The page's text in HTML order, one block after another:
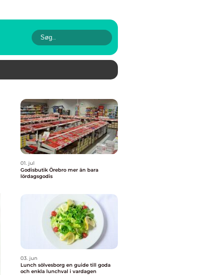
01. jul
Godisbutik Örebro mer än bara
lördagsgodis
03. jun
Lunch sölvesborg en guide till goda
och enkla lunchval i vardagen